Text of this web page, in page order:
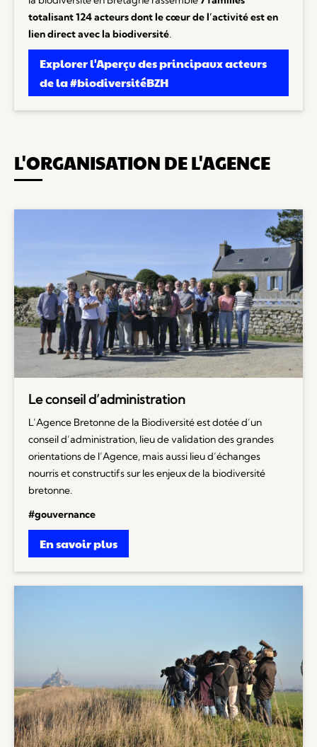
totalisant 124 acteursdont le cœur de l’activité est en
lien direct avec la biodiversité.
Explorer l'Aperçu des principaux acteurs
de la #biodiversitéBZH
L'ORGANISATION DE L'AGENCE
Le conseil d’administration
L’Agence Bretonne de la Biodiversité est dotée d’un
conseil d’administration, lieu de validation des grandes
orientations de l’Agence, mais aussi lieu d’échanges
nourris et constructifs sur les enjeux de la biodiversité
bretonne.
#gouvernance
En savoir plus